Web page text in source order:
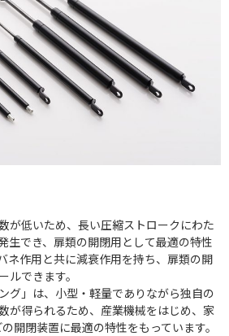
が低いため、長い圧縮ストロークにわた
生でき、扉類の開閉用として最適の特性
ネ作用と共に減衰作用を持ち、扉類の開
ルできます。
グ」は、小型・軽量でありながら独自の
が得られるため、産業機械をはじめ、家
開閉装置に最適の特性をもっています。